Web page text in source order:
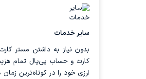
سایر خدمات
بدون نیاز به داشتن مستر
کارت و حساب پی‌پال تمام
ارزی خود را در کوتاه‌ترین
آزمون و پرداخت هزینه سفارت
خارجی، برای تمام
بین‌المللی خود روی تهران